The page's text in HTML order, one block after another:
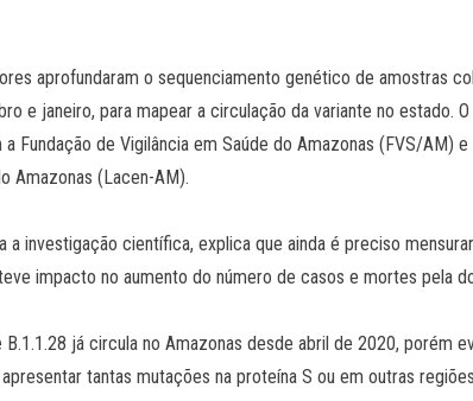
aprofundaram o sequenciamento genético de amostras
e janeiro, para mapear a circulação da variante no estado.
Fundação de Vigilância em Saúde do Amazonas (FVS/AM)
Amazonas (Lacen-AM).
a investigação científica, explica que ainda é preciso
impacto no aumento do número de casos e mortes pela
já circula no Amazonas desde abril de 2020, porém
tantas mutações na proteína S ou em outras